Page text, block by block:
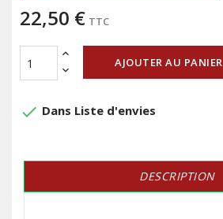
22,50 € TTC
AJOUTER AU PANIER
done Dans Liste d'envies
DESCRIPTION